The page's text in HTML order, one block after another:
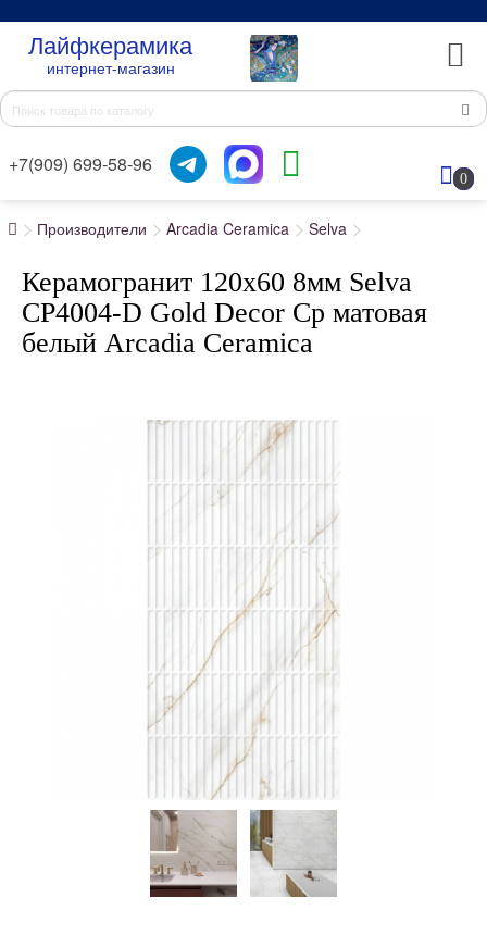
Лайфкерамика
интернет-магазин
+7(909) 699-58-96
0
Производители Arcadia Ceramica Selva
Керамогранит 120x60 8мм Selva
CP4004-D Gold Decor Cp матовая
белый Arcadia Ceramica